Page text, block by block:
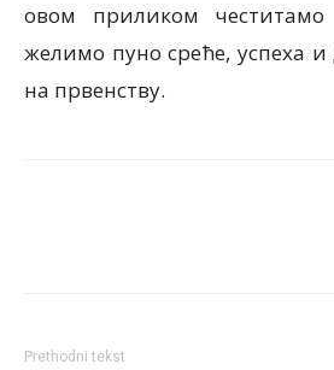
овом приликом
желимо пуно среће, успеха
на првенству.
Prethodni tekst